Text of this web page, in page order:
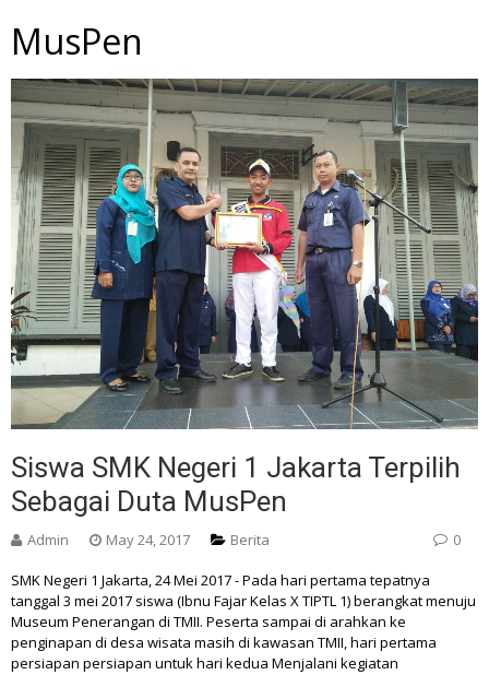
MusPen
Siswa SMK Negeri 1 Jakarta Terpilih
Sebagai Duta MusPen
Admin May 24, 2017 Berita 0
SMK Negeri 1 Jakarta, 24 Mei 2017 - Pada hari pertama tepatnya
tanggal 3 mei 2017 siswa (Ibnu Fajar Kelas X TIPTL 1) berangkat menuju
Museum Penerangan di TMII. Peserta sampai di arahkan ke
penginapan di desa wisata masih di kawasan TMII, hari pertama
persiapan persiapan untuk hari kedua Menjalani kegiatan